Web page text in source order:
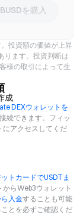
を購入
投資額の価値が上昇
ります。投資判断は
様の取引によって生
成
DEXウォレットを
続できます。フィッ
にアクセスしてくだ
トカードでUSDTま
らWeb3ウォレット
入金することも可能
とを必ずご確認くだ